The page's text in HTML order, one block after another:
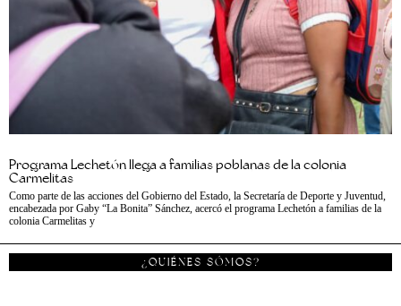
Programa Lechetón llega a familias poblanas de la colonia
Carmelitas
Como parte de las acciones del Gobierno del Estado, la Secretaría de Deporte y Juventud,
encabezada por Gaby “La Bonita” Sánchez, acercó el programa Lechetón a familias de la
colonia Carmelitas y
¿QUIÉNES SÓMOS?